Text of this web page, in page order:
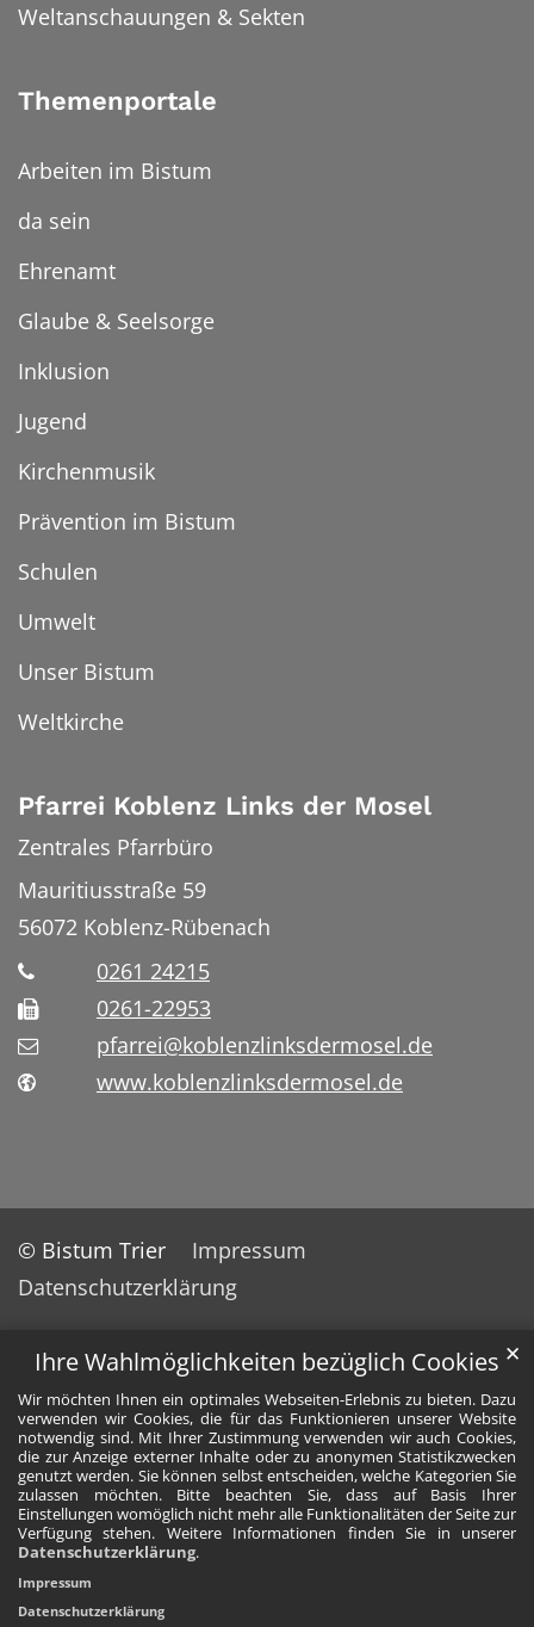
Ihre Wahlmöglichkeiten bezüglich Cookies
Wir möchten Ihnen ein optimales Webseiten-Erlebnis zu bieten. Dazu
verwenden wir Cookies, die für das Funktionieren unserer Website
notwendig sind. Mit Ihrer Zustimmung verwenden wir auch Cookies,
die zur Anzeige externer Inhalte oder zu anonymen Statistikzwecken
genutzt werden. Sie können selbst entscheiden, welche Kategorien Sie
zulassen möchten. Bitte beachten Sie, dass auf Basis Ihrer
Einstellungen womöglich nicht mehr alle Funktionalitäten der Seite zur
Verfügung stehen. Weitere Informationen finden Sie in unserer
Datenschutzerklärung.
✕
Impressum
Datenschutzerklärung
Weltanschauungen & Sekten
Themenportale
Arbeiten im Bistum
da sein
Ehrenamt
Glaube & Seelsorge
Inklusion
Jugend
Kirchenmusik
Prävention im Bistum
Schulen
Umwelt
Unser Bistum
Weltkirche
Pfarrei Koblenz Links der Mosel
Zentrales Pfarrbüro
Mauritiusstraße 59
56072 Koblenz-Rübenach
0261 24215
0261-22953
pfarrei@koblenzlinksdermosel.de
www.koblenzlinksdermosel.de
© Bistum Trier
Impressum
Datenschutzerklärung